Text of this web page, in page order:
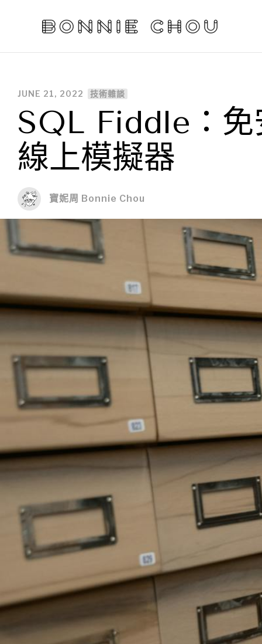
JUNE 21, 2022 技術雜談
SQL Fiddle：免
線上模擬器
寶妮周 Bonnie Chou